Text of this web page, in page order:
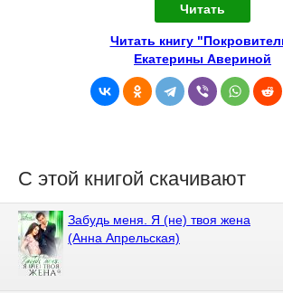
Читать
Читать книгу
Екатерины Авериной
С этой книгой скачивают
Забудь меня. Я (не) твоя жена
(Анна Апрельская)